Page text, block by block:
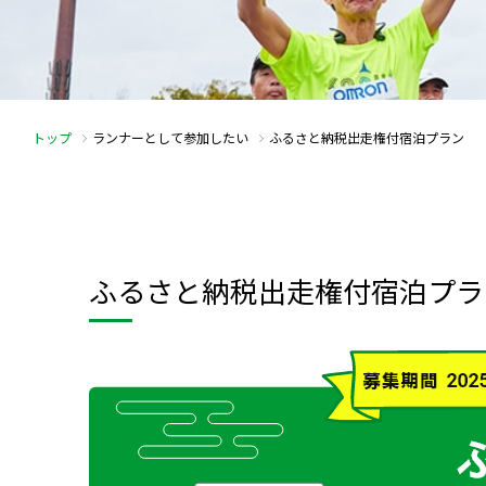
トップ ランナーとして参加したい ふるさと納税出走権付宿泊プラン
ふるさと納税出走権付宿泊プ